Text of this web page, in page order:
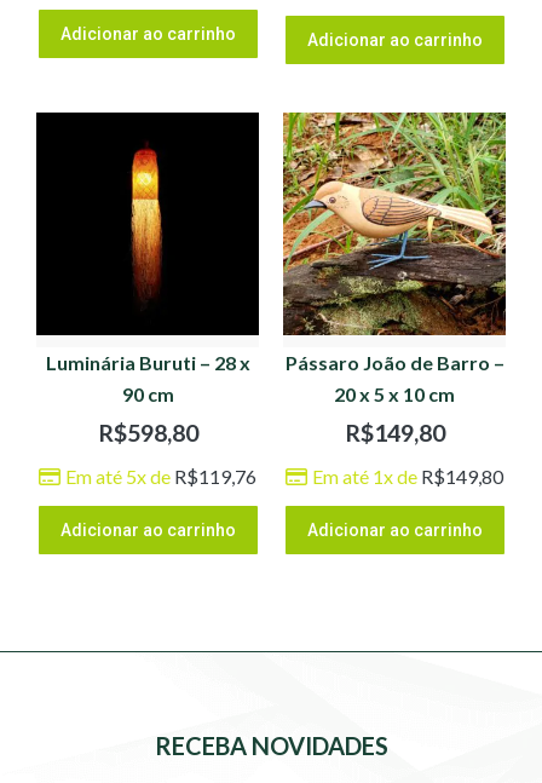
Adicionar ao carrinho Adicionar ao carrinho
Luminária Buruti – 28 x
90 cm
R$598,80
Em até 5x de R$119,76
Adicionar ao carrinho
Pássaro João de Barro –
20 x 5 x 10 cm
R$149,80
Em até 1x de R$149,80
Adicionar ao carrinho
RECEBA NOVIDADES